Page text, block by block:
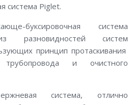
система Piglet.
буксировочная система
разновидностей систем
принцип протаскивания
трубопровода и очистного
система, отлично